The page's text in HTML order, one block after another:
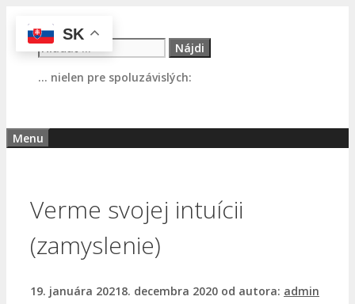
obsahHľadať:
… nielen pre spoluzávislých:
Menu
Verme svojej intuícii
(zamyslenie)
19. januára 20218. decembra 2020 od autora: admin
SK